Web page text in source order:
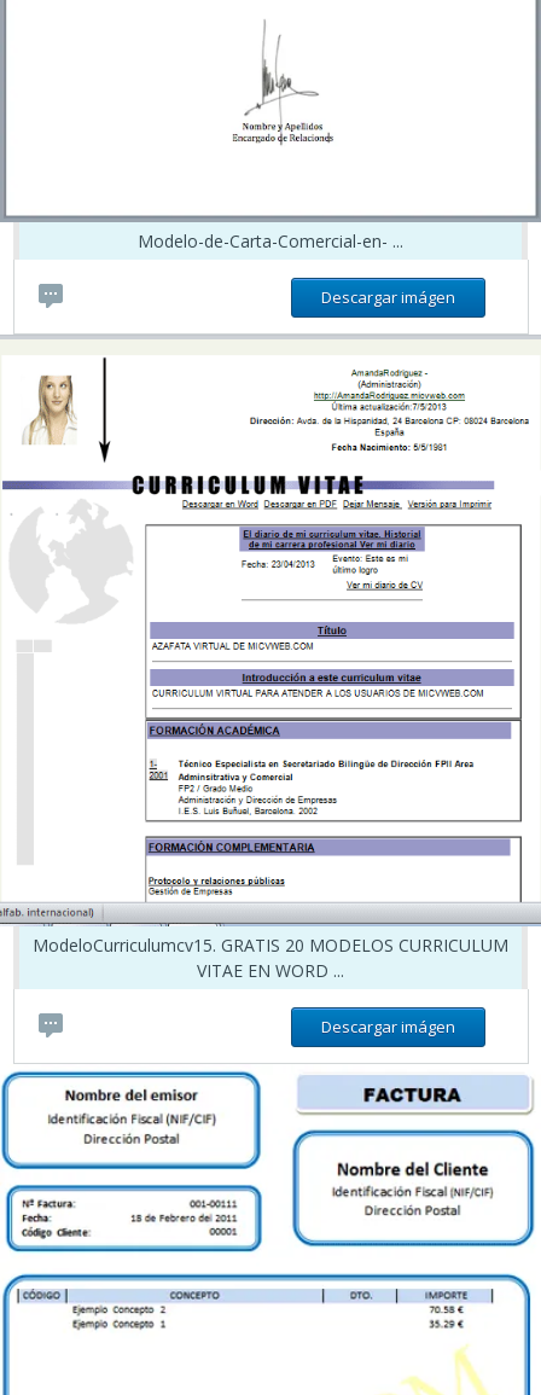
Modelo-de-Carta-Comercial-en- ...
Descargar imágen
ModeloCurriculumcv15. GRATIS 20 MODELOS CURRICULUM
VITAE EN WORD ...
Descargar imágen